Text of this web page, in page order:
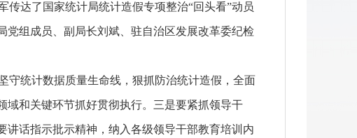
达了国家统计局统计造假专项整治“回头看”动员
党组成员、副局长刘斌、驻自治区发展改革委纪检
统计数据质量生命线，狠抓防治统计造假，全面
域和关键环节抓好贯彻执行。三是要紧抓领导干
讲话指示批示精神，纳入各级领导干部教育培训内